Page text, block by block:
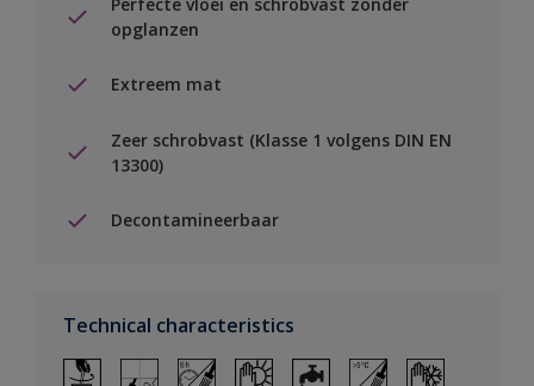
opglanzen
Extreem mat
Zeer schrobvast (Klasse 1 volgens DIN EN
13300)
Decontamineerbaar
Technical characteristics